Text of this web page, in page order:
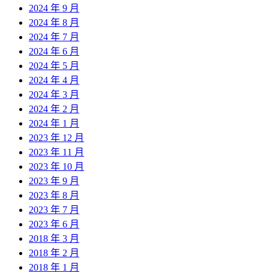
2024 年 9 月
2024 年 8 月
2024 年 7 月
2024 年 6 月
2024 年 5 月
2024 年 4 月
2024 年 3 月
2024 年 2 月
2024 年 1 月
2023 年 12 月
2023 年 11 月
2023 年 10 月
2023 年 9 月
2023 年 8 月
2023 年 7 月
2023 年 6 月
2018 年 3 月
2018 年 2 月
2018 年 1 月